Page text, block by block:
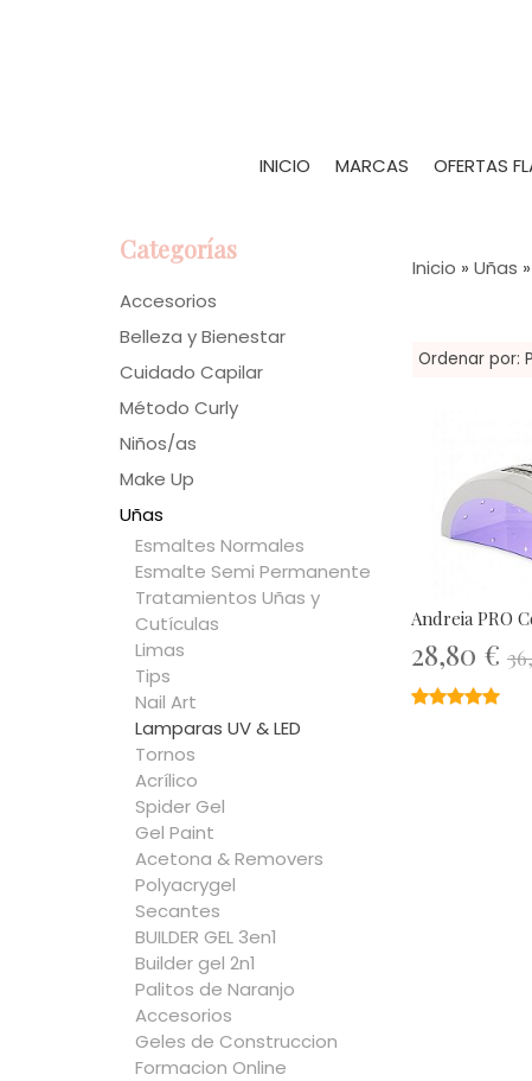
INICIO MARCAS OFERTAS
Categorías
Accesorios
Belleza y Bienestar
Cuidado Capilar
Método Curly
Niños/as
Make Up
Uñas
Esmaltes Normales
Esmalte Semi Permanente
Tratamientos Uñas y
Cutículas
Limas
Tips
Nail Art
Lamparas UV & LED
Tornos
Acrílico
Spider Gel
Gel Paint
Acetona & Removers
Polyacrygel
Secantes
BUILDER GEL 3en1
Builder gel 2n1
Palitos de Naranjo
Accesorios
Geles de Construccion
Formacion Online
Inicio » Uñas »
Ordenar por:
Andreia PRO
28,80 €
★★★★★
★★★★★